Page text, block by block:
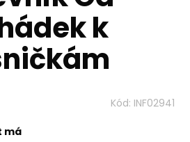
k
Kód: INF02941
má